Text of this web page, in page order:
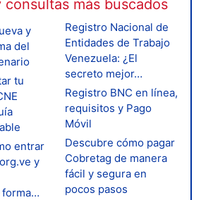
consultas más buscados
y
del
tu
entrar
y
forma…
Registro Nacional de
Entidades de Trabajo
Venezuela: ¿El
secreto mejor…
Registro BNC en línea,
requisitos y Pago
Móvil
Descubre cómo pagar
Cobretag de manera
fácil y segura en
pocos pasos